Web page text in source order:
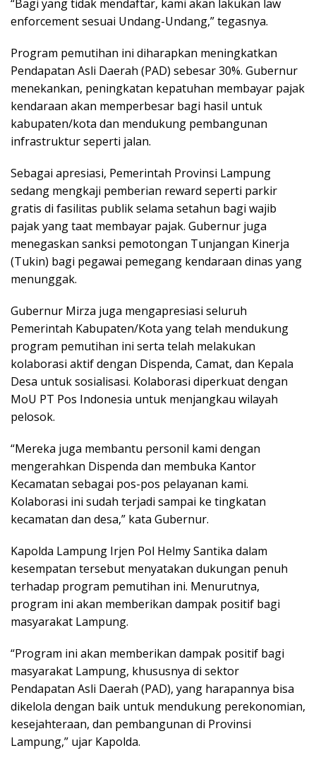
“Bagi yang tidak mendaftar, kami akan lakukan law
enforcement sesuai Undang-Undang,” tegasnya.
Program pemutihan ini diharapkan meningkatkan
Pendapatan Asli Daerah (PAD) sebesar 30%. Gubernur
menekankan, peningkatan kepatuhan membayar pajak
kendaraan akan memperbesar bagi hasil untuk
kabupaten/kota dan mendukung pembangunan
infrastruktur seperti jalan.
Sebagai apresiasi, Pemerintah Provinsi Lampung
sedang mengkaji pemberian reward seperti parkir
gratis di fasilitas publik selama setahun bagi wajib
pajak yang taat membayar pajak. Gubernur juga
menegaskan sanksi pemotongan Tunjangan Kinerja
(Tukin) bagi pegawai pemegang kendaraan dinas yang
menunggak.
Gubernur Mirza juga mengapresiasi seluruh
Pemerintah Kabupaten/Kota yang telah mendukung
program pemutihan ini serta telah melakukan
kolaborasi aktif dengan Dispenda, Camat, dan Kepala
Desa untuk sosialisasi. Kolaborasi diperkuat dengan
MoU PT Pos Indonesia untuk menjangkau wilayah
pelosok.
“Mereka juga membantu personil kami dengan
mengerahkan Dispenda dan membuka Kantor
Kecamatan sebagai pos-pos pelayanan kami.
Kolaborasi ini sudah terjadi sampai ke tingkatan
kecamatan dan desa,” kata Gubernur.
Kapolda Lampung Irjen Pol Helmy Santika dalam
kesempatan tersebut menyatakan dukungan penuh
terhadap program pemutihan ini. Menurutnya,
program ini akan memberikan dampak positif bagi
masyarakat Lampung.
“Program ini akan memberikan dampak positif bagi
masyarakat Lampung, khususnya di sektor
Pendapatan Asli Daerah (PAD), yang harapannya bisa
dikelola dengan baik untuk mendukung perekonomian,
kesejahteraan, dan pembangunan di Provinsi
Lampung,” ujar Kapolda.